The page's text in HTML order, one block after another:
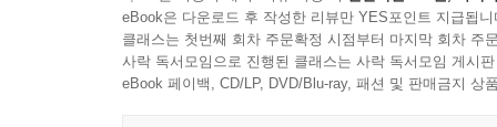
eBook은 다운로드 후 작성한 리뷰만 YES포인트 지급됩니
클래스는 첫번째 회차 주문확정 시점부터 마지막 회차 주
사락 독서모임으로 진행된 클래스는 사락 독서모임 게시
eBook 페이백, CD/LP, DVD/Blu-ray, 패션 및 판매금지 상